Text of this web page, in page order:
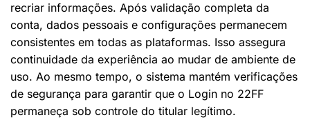
recriar informações. Após validação completa da
conta, dados pessoais e configurações permanecem
consistentes em todas as plataformas. Isso assegura
continuidade da experiência ao mudar de ambiente de
uso. Ao mesmo tempo, o sistema mantém verificações
de segurança para garantir que o Login no 22FF
permaneça sob controle do titular legítimo.